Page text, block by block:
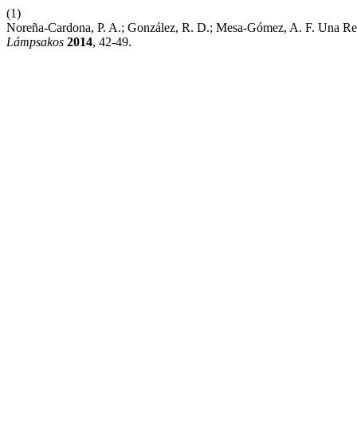
(1)
Noreña-Cardona, P. A.; González, R. D.; Mesa-Gómez, A. F. Una
Lámpsakos 2014, 42-49.